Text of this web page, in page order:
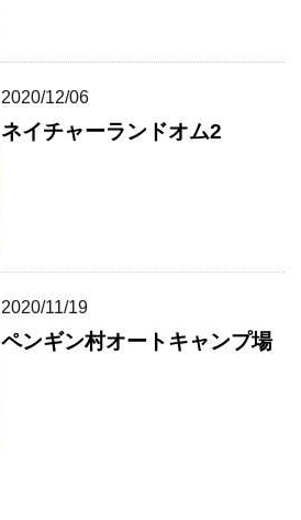
2020/12/06
ネイチャーランドオム2
2020/11/19
ペンギン村オートキャンプ場